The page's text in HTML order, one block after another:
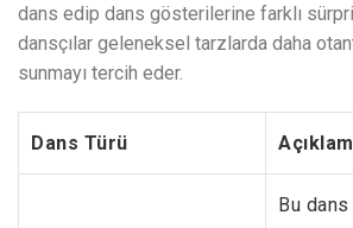
dans edip dans gösterilerine farklı
dansçılar geleneksel tarzlarda daha
sunmayı tercih eder.
Dans Türü
Bu dans